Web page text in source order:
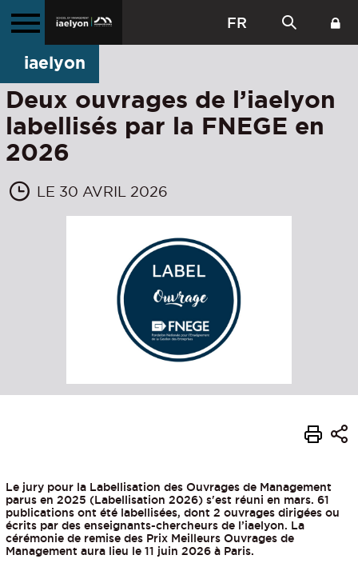
FR
iaelyon
Deux ouvrages de l’iaelyon
labellisés par la FNEGE en
2026
LE 30 AVRIL 2026
Le jury pour la Labellisation des Ouvrages de Management
parus en 2025 (Labellisation 2026) s'est réuni en mars. 61
publications ont été labellisées, dont 2 ouvrages dirigées ou
écrits par des enseignants-chercheurs de l’iaelyon. La
cérémonie de remise des Prix Meilleurs Ouvrages de
Management aura lieu le 11 juin 2026 à Paris.